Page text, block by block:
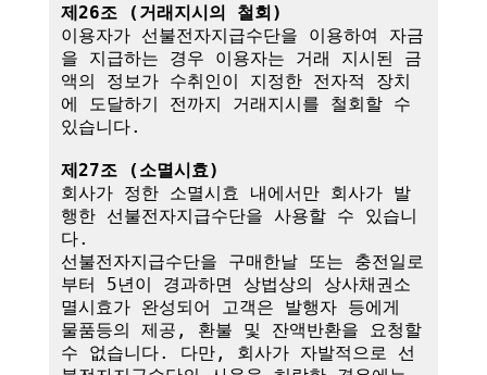
제26조 (거래지시의 철회)
이용자가 선불전자지급수단을 이용하여 자금
을 지급하는 경우 이용자는 거래 지시된 금
액의 정보가 수취인이 지정한 전자적 장치
에 도달하기 전까지 거래지시를 철회할 수
있습니다.
제27조 (소멸시효)
회사가 정한 소멸시효 내에서만 회사가 발
행한 선불전자지급수단을 사용할 수 있습니
다.
선불전자지급수단을 구매한날 또는 충전일로
부터 5년이 경과하면 상법상의 상사채권소
멸시효가 완성되어 고객은 발행자 등에게
물품등의 제공, 환불 및 잔액반환을 요청할
수 없습니다. 다만, 회사가 자발적으로 선